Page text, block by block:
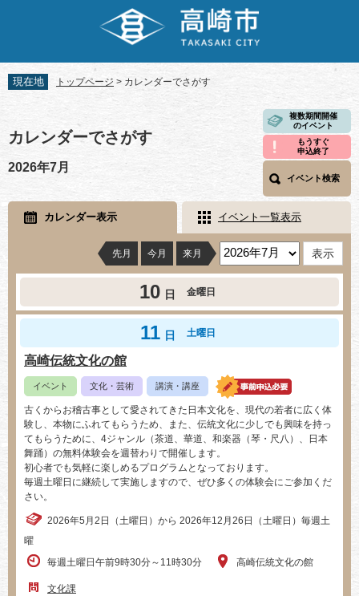
先
頭
を
飛
て
本
現在地 トップページ > カレンダーでさがす
文
カレンダーでさがす
複数期間開催
のイベント
もうすぐ
申込終了
イベント検索
2026年7月
カレンダー表示 イベント一覧表示
先月 今月 来月
10 日 金曜日
11 日 土曜日
高崎伝統文化の館
イベント 文化・芸術 講演・講座
古くからお稽古事として愛されてきた日本文化を、現代の若者に広く体
験し、本物にふれてもらうため、また、伝統文化に少しでも興味を持っ
てもらうために、4ジャンル（茶道、華道、和楽器（琴・尺八）、日本
舞踊）の無料体験会を週替わりで開催します。
初心者でも気軽に楽しめるプログラムとなっております。
毎週土曜日に継続して実施しますので、ぜひ多くの体験会にご参加くだ
さい。
2026年5月2日（土曜日）から 2026年12月26日（土曜日）毎週土
曜
毎週土曜日午前9時30分～11時30分
高崎伝統文化の館
文化課